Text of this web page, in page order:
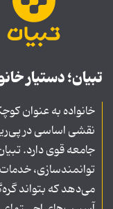
تبیان؛ دستیار
خانواده به عنوان
نقشی اساسی در
جامعه قوی دارد.
توانمندسازی، خدمات
می‌دهد که بتواند